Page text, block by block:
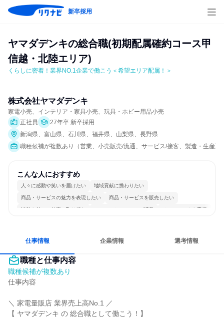
新卒採用
ヤマダデンキの総合職(初期配属確約コース甲
信越・北陸エリア)
くらしに密着！業界NO.1企業で働こう＜希望エリア配属！＞
株式会社ヤマダデンキ
家電小売、インテリア・家具小売、玩具・ホビー用品小売
正社員
27年卒 新卒採用
新潟県、富山県、石川県、福井県、山梨県、長野県
職種候補が複数あり（営業、小売販売/流通、サービス/接客、製造・生産工
こんな人におすすめ
人々に感動や笑いを届けたい 地域貢献に携わりたい
商品・サービスの魅力を表現したい 商品・サービスを販売したい
情熱を持って仕事に取り組む コミュニケーションが活発 チームワークを重視
仕事情報 企業情報 選考情報
職種と仕事内容
職種候補が複数あり
仕事内容
＼ 家電量販店 業界売上高No.1 ／
【 ヤマダデンキ の 総合職として働こう！】